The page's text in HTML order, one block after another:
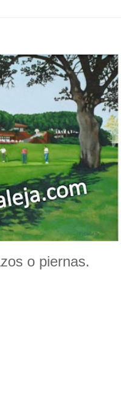
o piernas.